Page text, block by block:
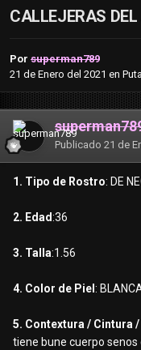
CALLEJERAS
Por superman789
21 de Enero del 2021 en
Publicado 21 de
1. Tipo de Rostro: DE
2. Edad:36
3. Talla:1.56
4. Color de Piel :
5. Contextura / Cintura
tiene bune cuerpo senos